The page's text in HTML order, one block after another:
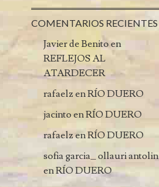
COMENTARIOS RECIENTES
Javier de Benitoen
REFLEJOS AL
ATARDECER
rafaelz enRÍO DUERO
jacintoenRÍO DUERO
rafaelzenRÍO DUERO
sofia garcia_ ollauri antolin
enRÍO DUERO